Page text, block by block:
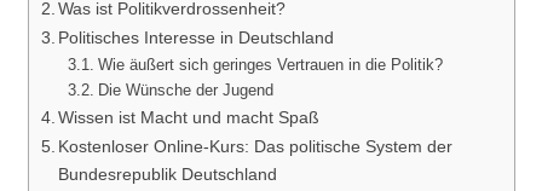
Was ist Politikverdrossenheit?
Politisches Interesse in Deutschland
Wie äußert sich geringes Vertrauen in die Politik?
Die Wünsche der Jugend
Wissen ist Macht und macht Spaß
Kostenloser Online-Kurs: Das politische System der
Bundesrepublik Deutschland